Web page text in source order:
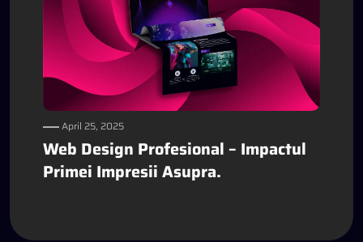
April 25, 2025
Web Design Profesional – Impactul
Primei Impresii Asupra.